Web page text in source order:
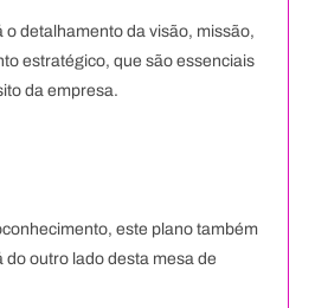
o detalhamento da visão, missão,
estratégico, que são essenciais
da empresa.
este plano também
do outro lado desta mesa de